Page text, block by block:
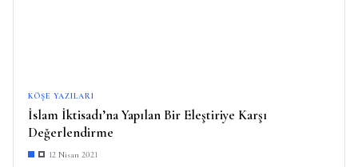
KÖŞE YAZILARI
İslam İktisadı’na Yapılan Bir Eleştiriye Karşı
Değerlendirme
12 Nisan 2021